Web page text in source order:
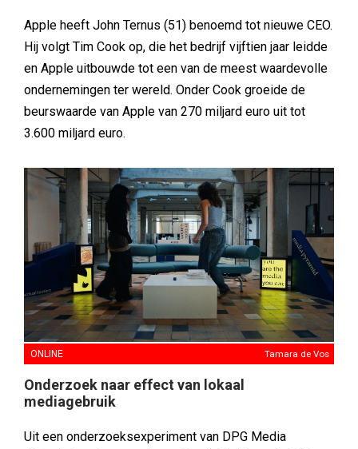
Apple heeft John Ternus (51) benoemd tot nieuwe CEO.
Hij volgt Tim Cook op, die het bedrijf vijftien jaar leidde
en Apple uitbouwde tot een van de meest waardevolle
ondernemingen ter wereld. Onder Cook groeide de
beurswaarde van Apple van 270 miljard euro uit tot
3.600 miljard euro.
ONLINE Tamara de Vos
Onderzoek naar effect van lokaal
mediagebruik
Uit een onderzoeksexperiment van DPG Media